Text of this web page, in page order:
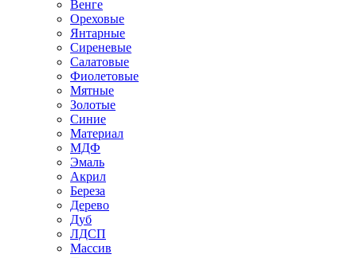
Венге
Ореховые
Янтарные
Сиреневые
Салатовые
Фиолетовые
Мятные
Золотые
Синие
Материал
МДФ
Эмаль
Акрил
Береза
Дерево
Дуб
ЛДСП
Массив